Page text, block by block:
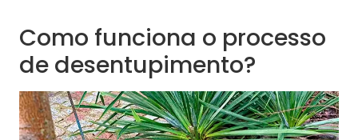
Como funciona o processo
de desentupimento?